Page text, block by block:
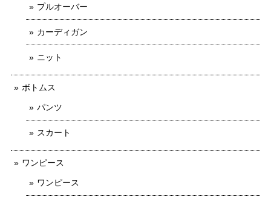
プルオーバー
カーディガン
ニット
ボトムス
パンツ
スカート
ワンピース
ワンピース